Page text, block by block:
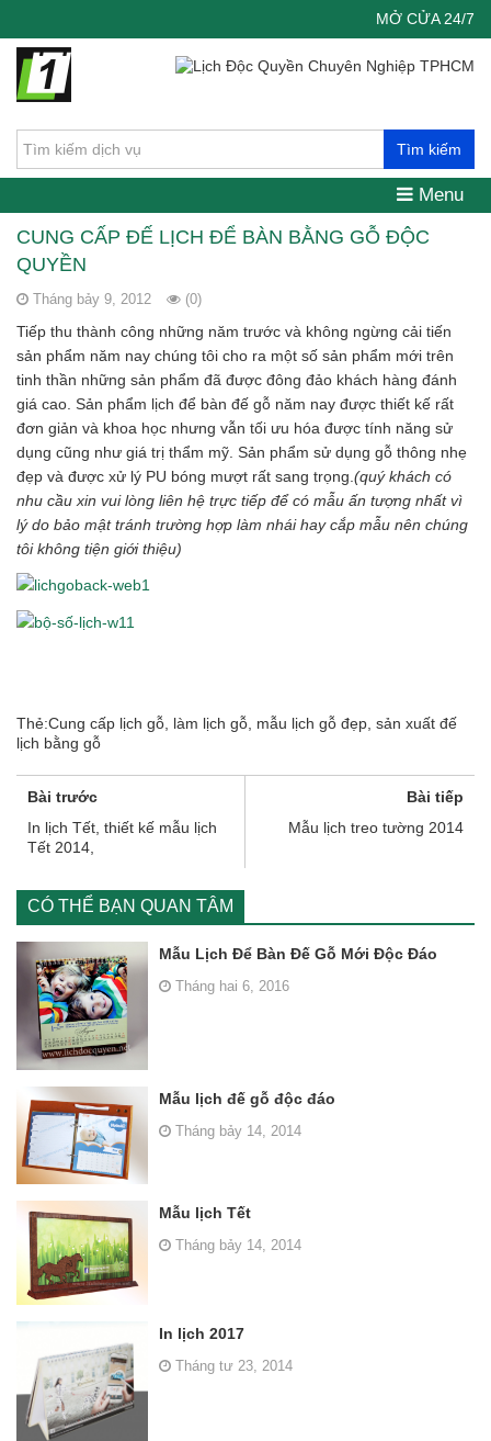
MỞ CỬA 24/7
Tìm kiếm
Menu
CUNG CẤP ĐẾ LỊCH ĐỂ BÀN BẰNG GỖ ĐỘC
QUYỀN
Tháng bảy 9, 2012 (0)
Tiếp thu thành công những năm trước và không ngừng cải tiến
sản phẩm năm nay chúng tôi cho ra một số sản phẩm mới trên
tinh thần những sản phẩm đã được đông đảo khách hàng đánh
giá cao. Sản phẩm lịch để bàn đế gỗ năm nay được thiết kế rất
đơn giản và khoa học nhưng vẫn tối ưu hóa được tính năng sử
dụng cũng như giá trị thẩm mỹ. Sản phẩm sử dụng gỗ thông nhẹ
đẹp và được xử lý PU bóng mượt rất sang trọng. (quý khách có
nhu cầu xin vui lòng liên hệ trực tiếp để có mẫu ấn tượng nhất vì
lý do bảo mật tránh trường hợp làm nhái hay cắp mẫu nên chúng
tôi không tiện giới thiệu)
Thẻ:Cung cấp lịch gỗ làm lịch gỗ mẫu lịch gỗ đẹp sản xuất đế
lịch bằng gỗ
Bài trước
In lịch Tết, thiết kế mẫu lịch
Tết 2014,
Bài tiếp
Mẫu lịch treo tường 2014
CÓ THỂ BẠN QUAN TÂM
Mẫu Lịch Để Bàn Đế Gỗ Mới Độc Đáo
Tháng hai 6, 2016
Mẫu lịch đế gỗ độc đáo
Tháng bảy 14, 2014
Mẫu lịch Tết
Tháng bảy 14, 2014
In lịch 2017
Tháng tư 23, 2014